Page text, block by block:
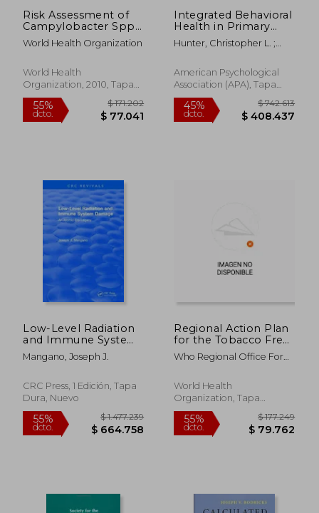
55%
Risk Assessment of
Campylobacter Spp.
in Broiler Chickens:
Interpretative
World Health Organization
World Health
Organization, 2010, Tapa
Blanda, Nuevo
Integrated Behavioral
Health in Primary
Care: Step-By-Step
Guidance for
Intervention (en
Inglés)
Hunter, Christopher L. ;
Mark S.
American Psychological
Association (APA), Tapa
Blanda, Nuevo
Low-Level Radiation
and Immune System
Damage: An Atomic
Era Legacy (en Inglés)
Mangano, Joseph J.
CRC Press, 1 Edición, Tapa
Dura, Nuevo
Regional Action Plan
for the Tobacco Free
Initiative in the
Western Pacific (2015-
Who Regional Office For
World Health
Organization, Tapa
Blanda, Nuevo